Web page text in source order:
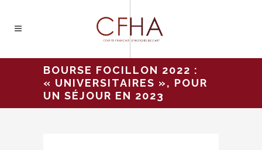
BOURSE FOCILLON 2022 :
« UNIVERSITAIRES », POUR
UN SÉJOUR EN 2023